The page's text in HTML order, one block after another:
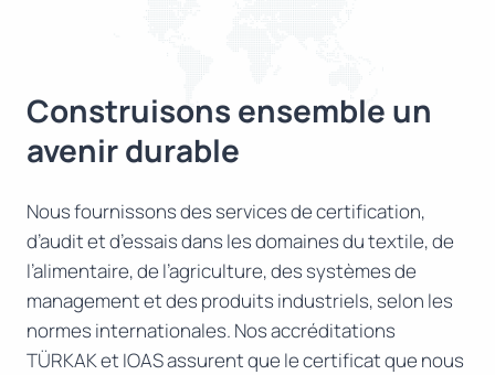
Construisons ensemble un
avenir durable
Nous fournissons des services de certification,
d’audit et d’essais dans les domaines du textile, de
l’alimentaire, de l’agriculture, des systèmes de
management et des produits industriels, selon les
normes internationales. Nos accréditations
TÜRKAK et IOAS assurent que le certificat que nous